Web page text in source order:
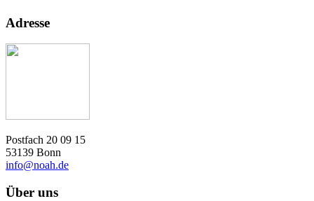
Adresse
Postfach 20 09 15
53139 Bonn
info@noah.de
Über uns